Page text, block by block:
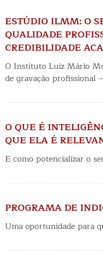
RAIF DAHER H.
professor do
ESTÚDIO ILMM: O
QUALIDADE
CREDIBILIDADE
O Instituto Luiz Mário
de gravação profissional
O QUE É
QUE ELA É
E como potencializar o
PROGRAMA DE
Uma oportunidade para